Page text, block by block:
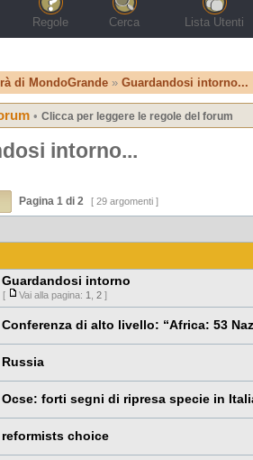
Regole Cerca Lista Utenti
di MondoGrande » Guardandosi intorno...
• Clicca per leggere le regole del forum
intorno...
Pagina 1 di 2 [ 29 argomenti ]
Guardandosi intorno
[ Vai alla pagina: 1 2 ]
Conferenza di alto livello: “Africa: 53
Russia
Ocse: forti segni di ripresa specie in
reformists choice